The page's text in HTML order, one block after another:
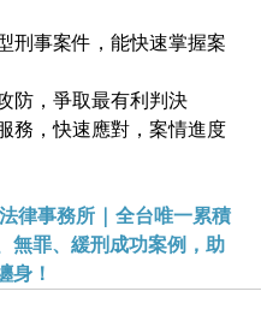
刑事案件，能快速掌握案
防，爭取最有利判決
務，快速應對，案情進度
律事務所 | 全台唯一累積
無罪、緩刑成功案例，助
身！